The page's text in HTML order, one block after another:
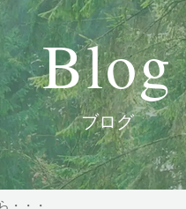
Blog
ブログ
・・・